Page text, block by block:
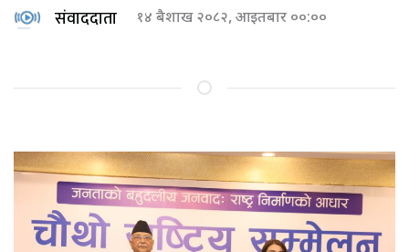
संवाददाता १४ बैशाख २०८२, आइतबार ००:००